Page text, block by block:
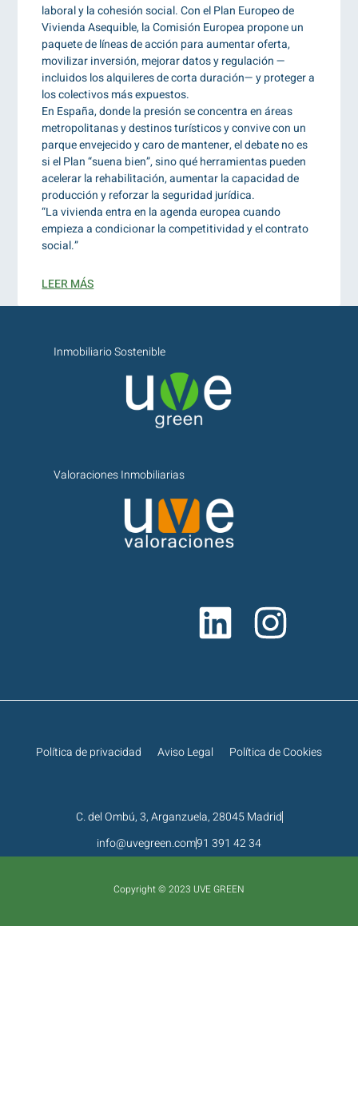
laboral y la cohesión social. Con el Plan Europeo de
Vivienda Asequible, la Comisión Europea propone un
paquete de líneas de acción para aumentar oferta,
movilizar inversión, mejorar datos y regulación —
incluidos los alquileres de corta duración— y proteger a
los colectivos más expuestos.
En España, donde la presión se concentra en áreas
metropolitanas y destinos turísticos y convive con un
parque envejecido y caro de mantener, el debate no es
si el Plan “suena bien”, sino qué herramientas pueden
acelerar la rehabilitación, aumentar la capacidad de
producción y reforzar la seguridad jurídica.
“La vivienda entra en la agenda europea cuando
empieza a condicionar la competitividad y el contrato
social.”
LEER MÁS
Valoraciones Inmobiliarias
Inmobiliario Sostenible
C. del Ombú, 3, Arganzuela, 28045 Madrid
info@uvegreen.com91 391 42 34
Política de privacidad Aviso Legal Política de Cookies
Copyright © 2023 UVE GREEN